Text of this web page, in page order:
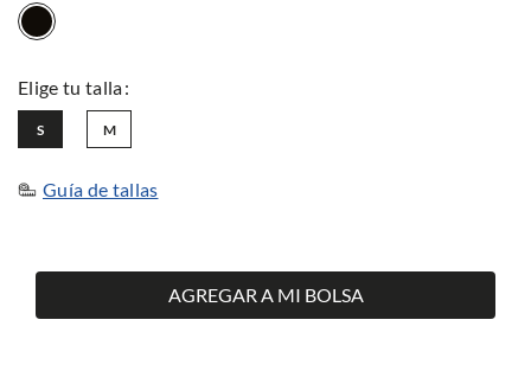
M
S
Guía de tallas
AGREGAR A MI BOLSA